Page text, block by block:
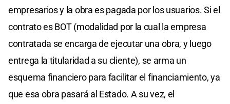
empresarios y la obra es pagada por los usuarios. Si el
contrato es BOT (modalidad por la cual la empresa
contratada se encarga de ejecutar una obra, y luego
entrega la titularidad a su cliente), se arma un
esquema financiero para facilitar el financiamiento, ya
que esa obra pasará al Estado. A su vez, el